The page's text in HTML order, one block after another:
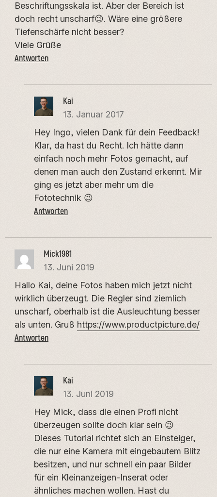
Beschriftungsskala ist. Aber der Bereich ist
doch recht unscharf😉. Wäre eine größere
Tiefenschärfe nicht besser?
Viele Grüße
Antworten
Kai
13. Januar 2017
Hey Ingo, vielen Dank für dein Feedback!
Klar, da hast du Recht. Ich hätte dann
einfach noch mehr Fotos gemacht, auf
denen man auch den Zustand erkennt. Mir
ging es jetzt aber mehr um die
Fototechnik 😉
Antworten
Mick1981
13. Juni 2019
Hallo Kai, deine Fotos haben mich jetzt nicht
wirklich überzeugt. Die Regler sind ziemlich
unscharf, oberhalb ist die Ausleuchtung besser
als unten. Gruß https://www.productpicture.de/
Antworten
Kai
13. Juni 2019
Hey Mick, dass die einen Profi nicht
überzeugen sollte doch klar sein 😉
Dieses Tutorial richtet sich an Einsteiger,
die nur eine Kamera mit eingebautem Blitz
besitzen, und nur schnell ein paar Bilder
für ein Kleinanzeigen-Inserat oder
ähnliches machen wollen. Hast du